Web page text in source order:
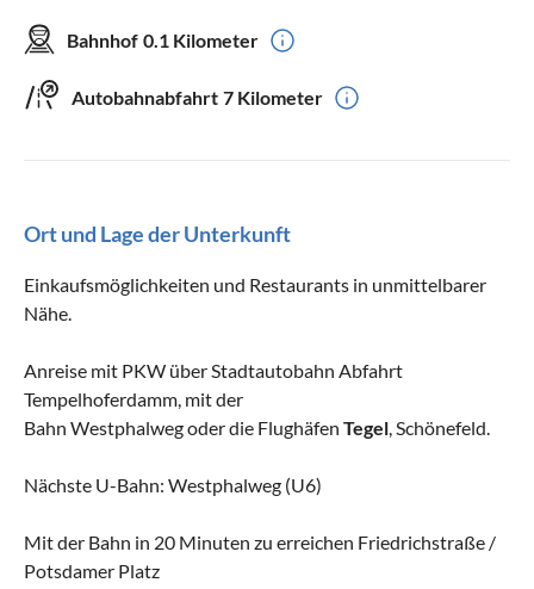
Bahnhof 0.1 Kilometer
Autobahnabfahrt 7 Kilometer
Ort und Lage der Unterkunft
Einkaufsmöglichkeiten und Restaurants in unmittelbarer
Nähe.
Anreise mit PKW über Stadtautobahn Abfahrt
Tempelhoferdamm, mit der
Bahn Westphalweg oder die Flughäfen Tegel , Schönefeld.
Nächste U-Bahn: Westphalweg (U6)
Mit der Bahn in 20 Minuten zu erreichen Friedrichstraße /
Potsdamer Platz